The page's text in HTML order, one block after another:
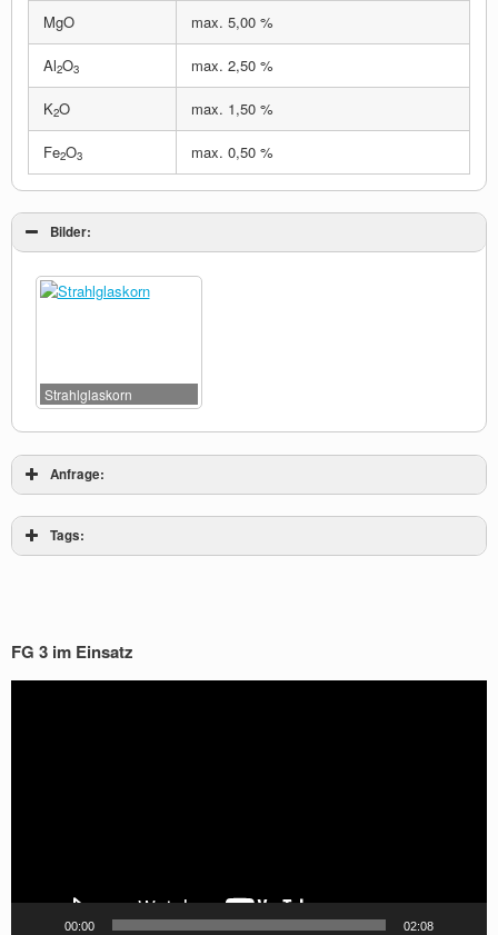
MgO max. 5,00 %
Al2O3 max. 2,50 %
K2O max. 1,50 %
Fe2O3 max. 0,50 %
Bilder:
Strahlglaskorn
Anfrage:
[do_widget_area sidebar-1]
[do_widget id="text-3"]
[do_widget_area sidebar-masthead]
Tags:
FG 3 im Einsatz
00:00 02:08